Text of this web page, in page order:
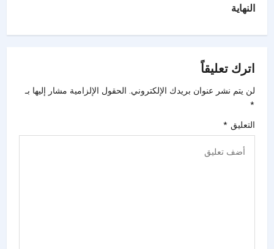
النهاية
اترك تعليقاً
لن يتم نشر عنوان بريدك الإلكتروني. الحقول الإلزامية مشار إليها بـ
*
التعليق *